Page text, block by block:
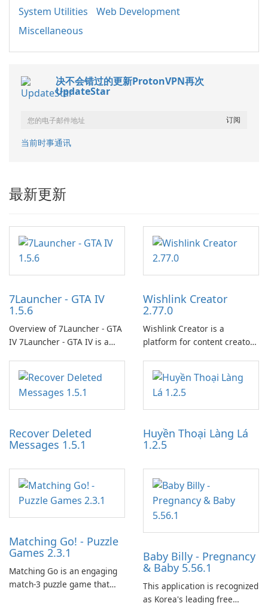
System Utilities
Web Development
Miscellaneous
决不会错过的更新ProtonVPN再次
UpdateStar
当前时事通讯
最新更新
7Launcher - GTA IV
1.5.6
Overview of 7Launcher - GTA
IV 7Launcher - GTA IV is a
application designed to
optimize the gaming
experience for Grand Theft
Auto IV.
Wishlink Creator
2.77.0
Wishlink Creator is a
platform for content creators
work through built-in brand
partnerships and integrated
tools for content distribution
and audience engagement.
Recover Deleted
Messages 1.5.1
Huyền Thoại Làng Lá
1.2.5
Matching Go! - Puzzle
Games 2.3.1
Matching Go is an engaging
match-3 puzzle game that
Baby Billy - Pregnancy
& Baby 5.56.1
This application is recognized
as Korea's leading free